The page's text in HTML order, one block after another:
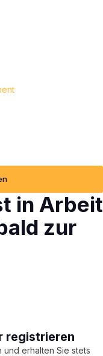
in Arbeit
zur
registrieren
erhalten Sie stets